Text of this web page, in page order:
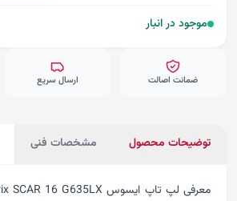
موجود در انبار
ضمانت اصالت ارسال سریع
توضیحات محصول مشخصات فنی